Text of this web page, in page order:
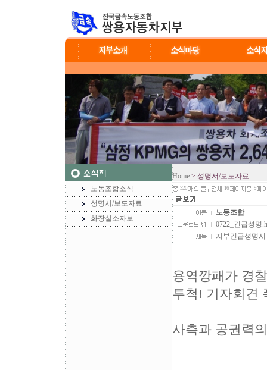
노동조합소식
성명서/보도자료
화장실소자보
Home > 성명서/보도자료
320 16 9
노동조합
0722_긴급성명
지부긴급성명서
용역깡패가 경
투척! 기자회견
사측과 공권력